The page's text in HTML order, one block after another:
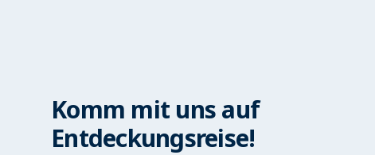
Komm mit uns auf
Entdeckungsreise!